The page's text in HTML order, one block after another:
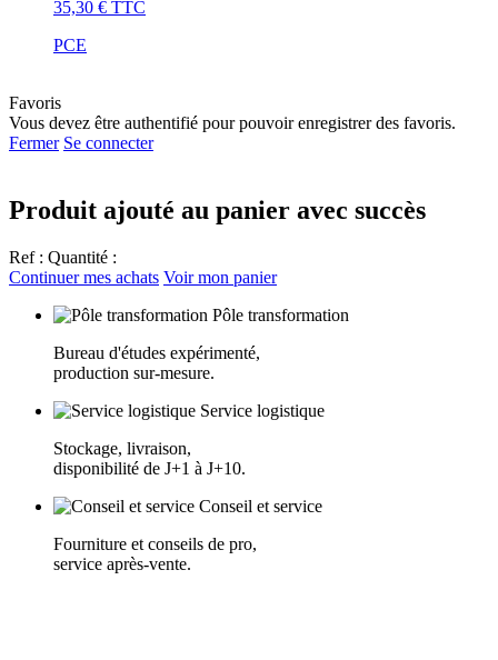
35,30 € TTC
PCE
Favoris
Vous devez être authentifié pour pouvoir enregistrer des favoris.
Fermer Se connecter
Produit ajouté au panier avec succès
Ref : Quantité :
Continuer mes achats Voir mon panier
Pôle transformation
Bureau d'études expérimenté,
production sur-mesure.
Service logistique
Stockage, livraison,
disponibilité de J+1 à J+10.
Conseil et service
Fourniture et conseils de pro,
service après-vente.